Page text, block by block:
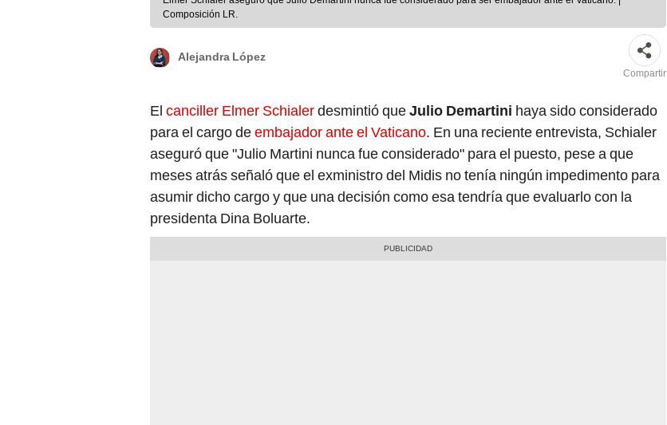
Composición LR.
Alejandra López
Compartir
El canciller Elmer Schialerdesmintió queJulio Demartini haya sido considerado
para el cargo deembajador ante el Vaticano. En una reciente entrevista, Schialer
aseguró que "Julio Martini nunca fue considerado" para el puesto, pese a que
meses atrás señaló que el exministro del Midis no tenía ningún impedimento para
asumir dicho cargo y que una decisión como esa tendría que evaluarlo con la
presidenta Dina Boluarte.